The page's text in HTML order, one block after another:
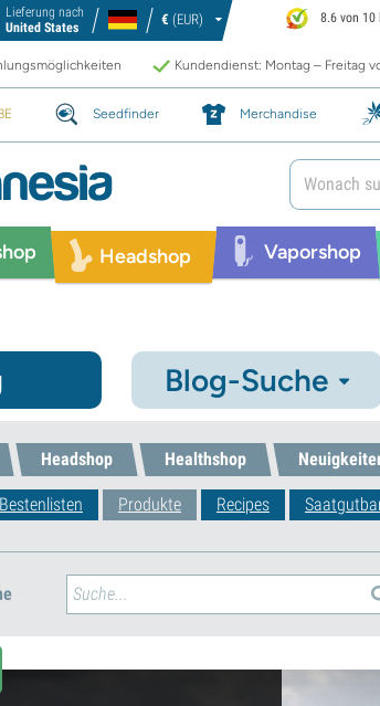
Lieferung nach
United States
€ (EUR) 8.6 von 10
Kundendienst: Montag – Freitag
Seedfinder Merchandise
Headshop Vaporshop
Blog-Suche
Headshop Healthshop
Bestenlisten Produkte Recipes